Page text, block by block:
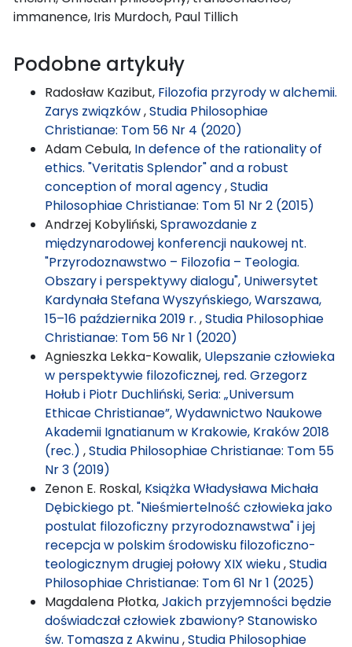
immanence, Iris Murdoch, Paul Tillich
Podobne artykuły
Radosław Kazibut, Filozofia przyrody w alchemii.
Zarys związków,Studia Philosophiae
Christianae: Tom 56 Nr 4 (2020)
Adam Cebula, In defence of the rationality of
ethics. "Veritatis Splendor" and a robust
conception of moral agency,Studia
Philosophiae Christianae: Tom 51 Nr 2 (2015)
Andrzej Kobyliński,Sprawozdanie z
międzynarodowej konferencji naukowej nt.
"Przyrodoznawstwo – Filozofia – Teologia.
Obszary i perspektywy dialogu", Uniwersytet
Kardynała Stefana Wyszyńskiego, Warszawa,
15–16 października 2019 r. ,Studia Philosophiae
Christianae: Tom 56 Nr 1 (2020)
Agnieszka Lekka-Kowalik, Ulepszanie człowieka
w perspektywie filozoficznej, red. Grzegorz
Hołub i Piotr Duchliński, Seria: „Universum
Ethicae Christianae”, Wydawnictwo Naukowe
Akademii Ignatianum w Krakowie, Kraków 2018
(rec.) ,Studia Philosophiae Christianae: Tom 55
Nr 3 (2019)
Zenon E. Roskal, Książka Władysława Michała
Dębickiego pt. "Nieśmiertelność człowieka jako
postulat filozoficzny przyrodoznawstwa" i jej
recepcja w polskim środowisku filozoficzno-
teologicznym drugiej połowy XIX wieku,Studia
Philosophiae Christianae: Tom 61 Nr 1 (2025)
Magdalena Płotka,Jakich przyjemności będzie
doświadczał człowiek zbawiony? Stanowisko
św. Tomasza z Akwinu,Studia Philosophiae